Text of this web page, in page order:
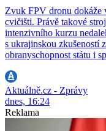
Zvuk FPV dronu dokáže
cvičišti. Právě takové
intenzivního kurzu
s ukrajinskou zkušeností
obranyschopnost státu i
Aktuálně.cz - Zprávy
dnes, 16:24
Reklama